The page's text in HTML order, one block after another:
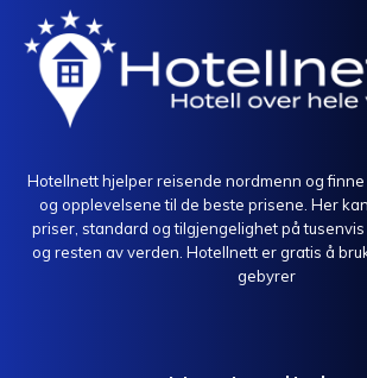
Hotellnett hjelper reisende nordmenn og
og opplevelsene til de beste prisene. Her
priser, standard og tilgjengelighet på
og resten av verden. Hotellnett er gratis å
gebyrer